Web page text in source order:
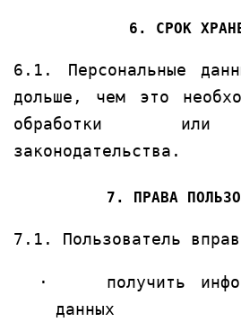
6. СРОК
6.1. Персональные
дольше, чем это
обработки или
законодательства.
7. ПРАВА
7.1. Пользователь
·
получить
данных